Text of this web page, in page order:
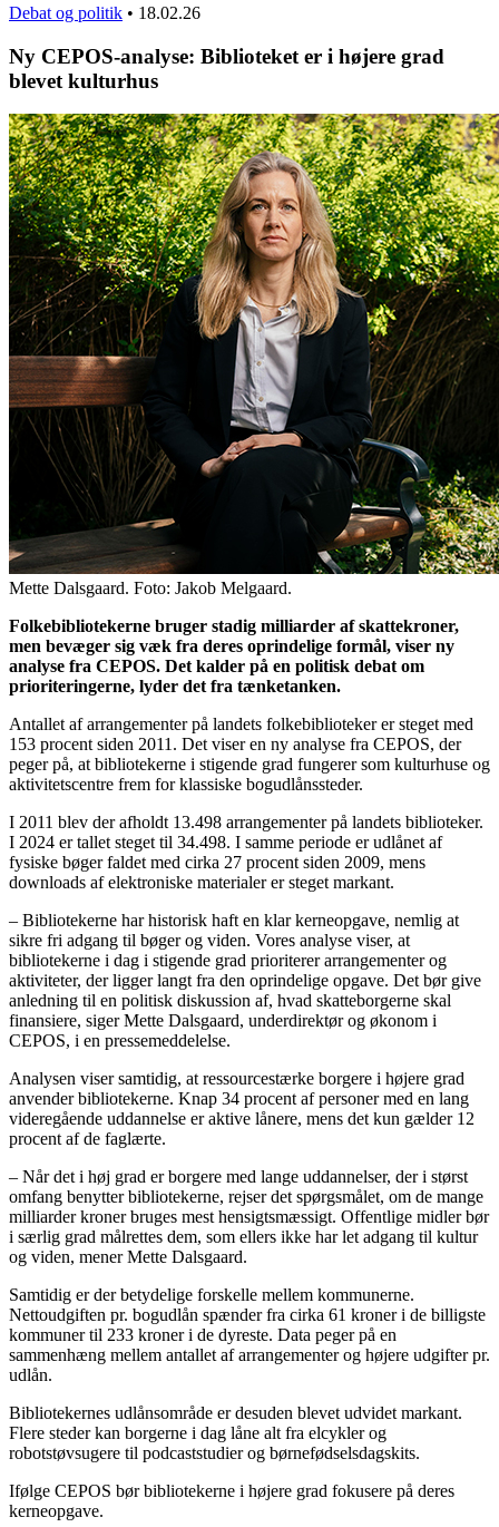
Debat og politik • 18.02.26
Ny CEPOS-analyse: Biblioteket er i højere grad
blevet kulturhus
Mette Dalsgaard. Foto: Jakob Melgaard.
Folkebibliotekerne bruger stadig milliarder af skattekroner,
men bevæger sig væk fra deres oprindelige formål, viser ny
analyse fra CEPOS. Det kalder på en politisk debat om
prioriteringerne, lyder det fra tænketanken.
Antallet af arrangementer på landets folkebiblioteker er steget med
153 procent siden 2011. Det viser en ny analyse fra CEPOS, der
peger på, at bibliotekerne i stigende grad fungerer som kulturhuse og
aktivitetscentre frem for klassiske bogudlånssteder.
I 2011 blev der afholdt 13.498 arrangementer på landets biblioteker.
I 2024 er tallet steget til 34.498. I samme periode er udlånet af
fysiske bøger faldet med cirka 27 procent siden 2009, mens
downloads af elektroniske materialer er steget markant.
– Bibliotekerne har historisk haft en klar kerneopgave, nemlig at
sikre fri adgang til bøger og viden. Vores analyse viser, at
bibliotekerne i dag i stigende grad prioriterer arrangementer og
aktiviteter, der ligger langt fra den oprindelige opgave. Det bør give
anledning til en politisk diskussion af, hvad skatteborgerne skal
finansiere, siger Mette Dalsgaard, underdirektør og økonom i
CEPOS, i en pressemeddelelse.
Analysen viser samtidig, at ressourcestærke borgere i højere grad
anvender bibliotekerne. Knap 34 procent af personer med en lang
videregående uddannelse er aktive lånere, mens det kun gælder 12
procent af de faglærte.
– Når det i høj grad er borgere med lange uddannelser, der i størst
omfang benytter bibliotekerne, rejser det spørgsmålet, om de mange
milliarder kroner bruges mest hensigtsmæssigt. Offentlige midler bør
i særlig grad målrettes dem, som ellers ikke har let adgang til kultur
og viden, mener Mette Dalsgaard.
Samtidig er der betydelige forskelle mellem kommunerne.
Nettoudgiften pr. bogudlån spænder fra cirka 61 kroner i de billigste
kommuner til 233 kroner i de dyreste. Data peger på en
sammenhæng mellem antallet af arrangementer og højere udgifter pr.
udlån.
Bibliotekernes udlånsområde er desuden blevet udvidet markant.
Flere steder kan borgerne i dag låne alt fra elcykler og
robotstøvsugere til podcaststudier og børnefødselsdagskits.
Ifølge CEPOS bør bibliotekerne i højere grad fokusere på deres
kerneopgave.